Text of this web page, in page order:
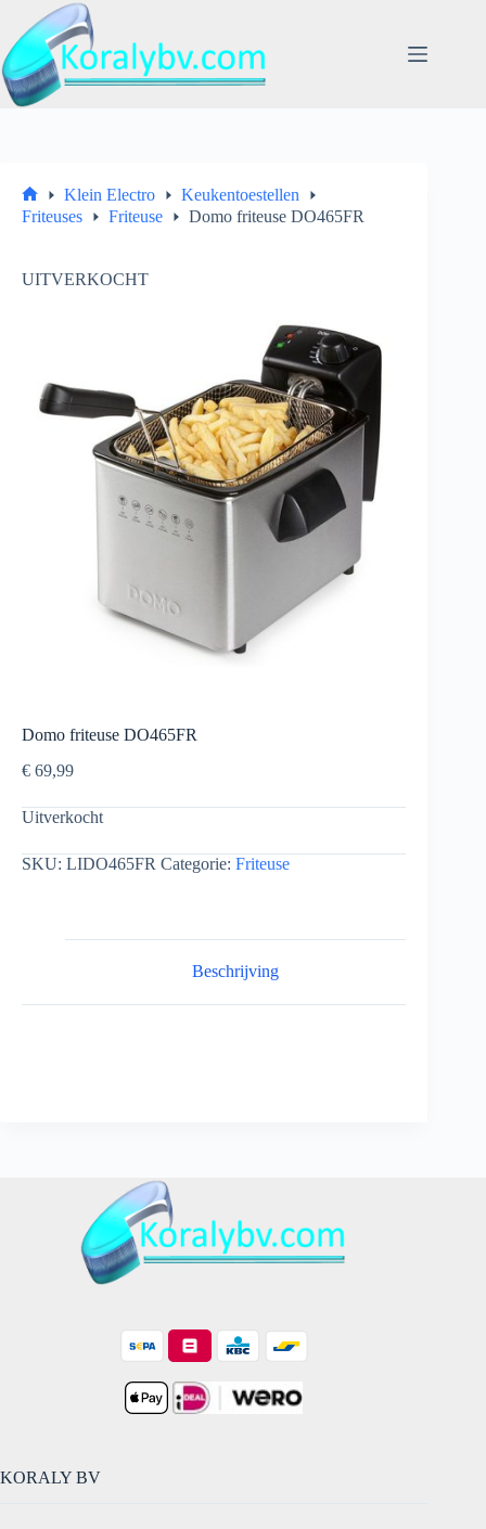
naar
de
inhoud
Home
Klein Electro
Keukentoestellen
Friteuses
Friteuse Domo friteuse DO465FR
UITVERKOCHT
Domo friteuse DO465FR
€ 69,99
Uitverkocht
SKU: LIDO465FR Categorie: Friteuse
Beschrijving
KORALY BV